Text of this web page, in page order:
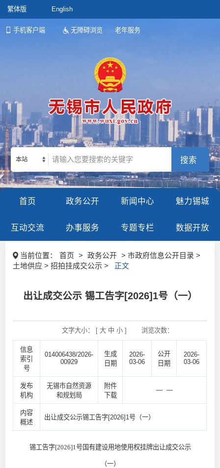
繁体版 English
手机客户端 无障碍浏览 老年服务
本站
首页 政务公开 新闻中心 魅力锡城
互动交流 办事服务 专题专栏 数据开放
当前位置： 首页 > 政务公开
> 市政府信息公开目录 >
土地供应 > 招拍挂成交公示 >
正文
出让成交公示 锡工告字[2026]1号（一）
文字大小： [ 大 中 小] 浏览次数：
信息
索引
号
014006438/2026-
00929
生成
日期
2026-
03-06
公开
日期
2026-
03-06
发布
机构
无锡市自然资源
和规划局
附件
下载
— —
内容
概述
出让成交公示锡工告字[2026]1号（一）
锡工告字[2026]1号国有建设用地使用权挂牌出让成交公示
（一）